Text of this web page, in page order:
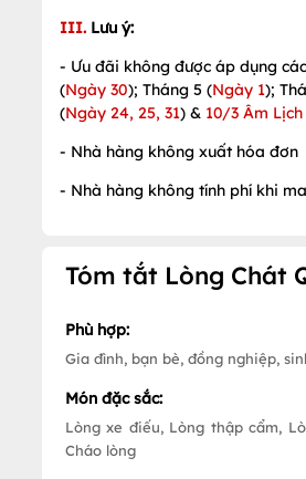
III. Lưu ý:
- Ưu đãi không được áp dụng
(Ngày 30); Tháng 5 (Ngày 1);
(Ngày 24, 25, 31) & 10/3 Âm Lịch
- Nhà hàng không xuất hóa đơn
- Nhà hàng không tính phí khi
Tóm tắt Lòng Chát
Phù hợp:
Gia đình, bạn bè, đồng nghiệp,
Món đặc sắc:
Lòng xe điếu, Lòng thập cẩm,
Cháo lòng